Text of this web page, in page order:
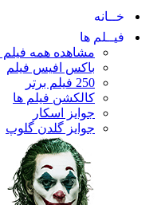
خــانه
فیــلم ها
مشاهده همه فیلم
باکس افیس فیلم
250 فیلم برتر
کالکشن فیلم ها
جوایز اسکار
جوایز گلدن گلوپ